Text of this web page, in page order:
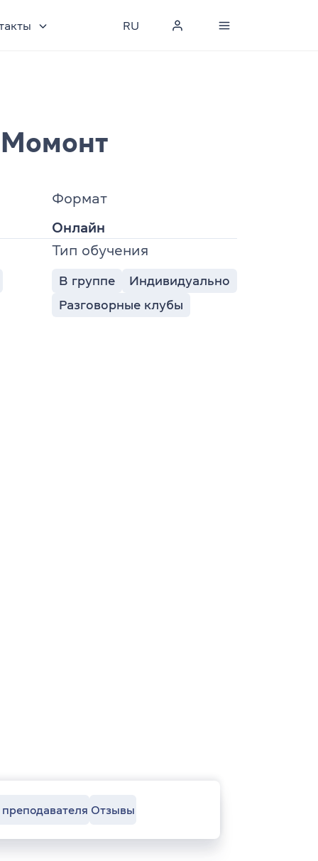
RU
Момонт
Формат
Онлайн
Тип обучения
В группе
Индивидуально
Разговорные клубы
Отзывы